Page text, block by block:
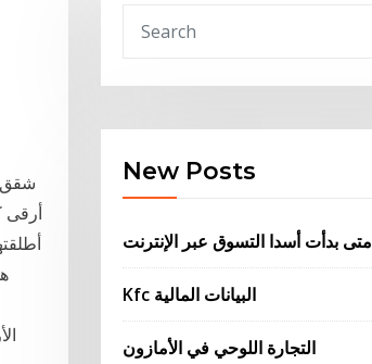
شقق
أرقى
New Posts
متى بدأت أسدا التسوق عبر الإنترنت
Kfc البيانات المالية
التجارة اللوحي في الأمازون